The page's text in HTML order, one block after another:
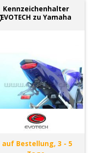
Kennzeichenhalter
EVOTECH zu Yamaha
auf Bestellung, 3 - 5